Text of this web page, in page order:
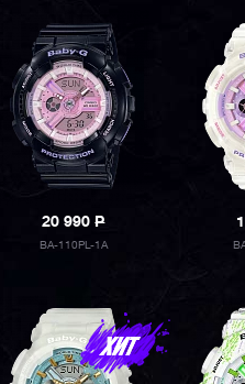
20 990P
BA-110PL-1A